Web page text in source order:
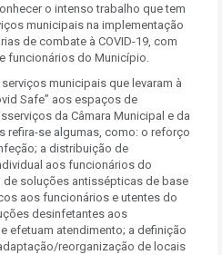
o intenso trabalho que tem
municipais na implementação
de combate à COVID-19, com
funcionários do Município.
municipais que levaram à
Safe” aos espaços de
da Câmara Municipal e da
refira-se algumas, como: o reforço
a distribuição de
aos funcionários do
soluções antissépticas de base
aos funcionários e utentes do
desinfetantes aos
efetuam atendimento; a definição
reorganização de locais